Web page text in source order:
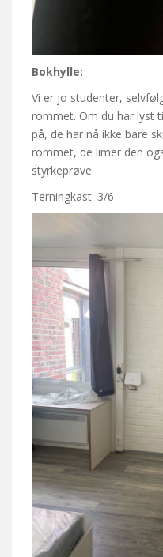
Bokhylle:
Vi er jo studenter,
rommet. Om du har lyst
på, de har nå ikke bare
rommet, de limer den
styrkeprøve.
Terningkast: 3/6